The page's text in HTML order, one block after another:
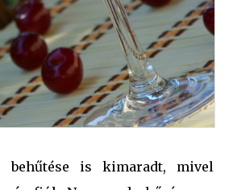
is kimaradt, mivel